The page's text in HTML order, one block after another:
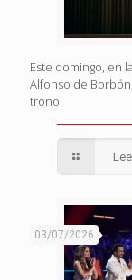
Este domingo, en
Alfonso de
trono
03/07/2026